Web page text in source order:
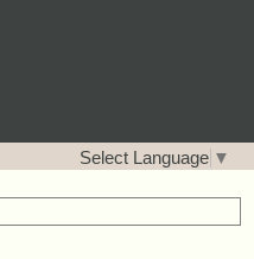
Select Language ▼